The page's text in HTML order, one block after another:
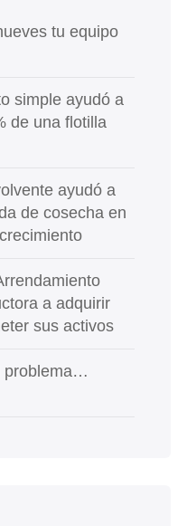
tu equipo
simple ayudó a
de una flotilla
ayudó a
de cosecha en
a adquirir
sus activos
problema…